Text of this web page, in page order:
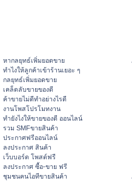
หากลยุทธ์เพิ่มยอดขาย
ทําไงให้ลูกค้าเข้าร้านเยอะ ๆ
กลยุทธ์เพิ่มยอดขาย
เคล็ดลับขายของดี
ค้าขายไม่ดีทำอย่างไรดี
งานโพสโปรโมทงาน
ทํายังไงให้ขายของดี ออนไลน์
รวม SMFขายสินค้า
ประกาศฟรีออนไลน์
ลงประกาศ สินค้า
เว็บบอร์ด โพสต์ฟรี
ลงประกาศ ซื้อ-ขาย ฟรี
ชุมชนคนไอทีขายสินค้า